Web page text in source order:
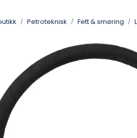
Petroteknisk Fett & smøring